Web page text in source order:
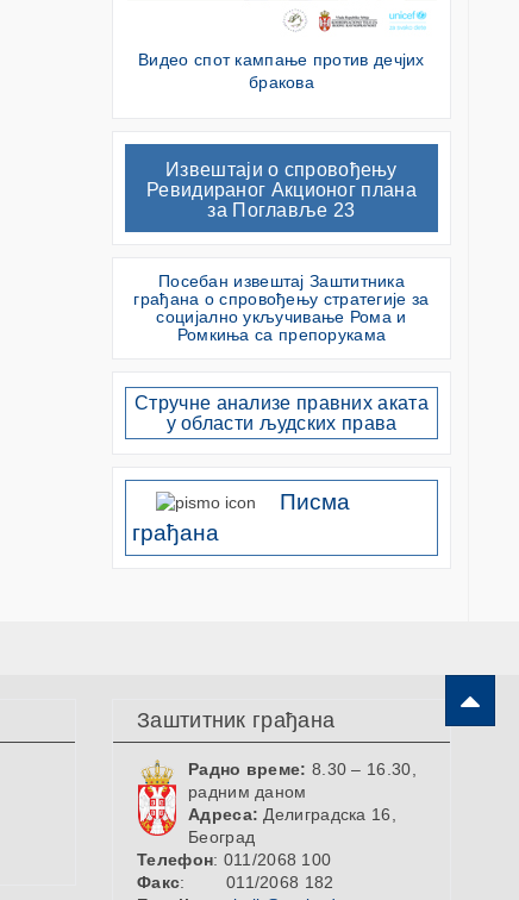
Видео спот кампање против дечјих
бракова
Извештаји о спровођењу
Ревидираног Акционог плана
за Поглавље 23
Посебан извештај Заштитника
грађана о спровођењу стратегије за
социјално укључивање Рома и
Ромкиња са препорукама
Стручне анализе правних аката
у области људских права
Писма
грађана
Заштитник грађана
Радно време: 8.30 – 16.30,
радним даном
Адреса: Делиградска 16,
Београд
Телефон: 011/2068 100
Факс: 011/2068 182